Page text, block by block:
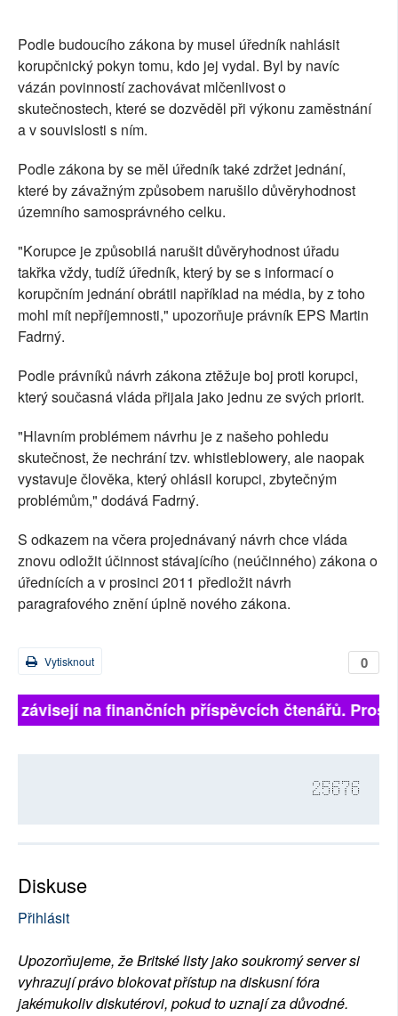
Podle budoucího zákona by musel úředník nahlásit
korupčnický pokyn tomu, kdo jej vydal. Byl by navíc
vázán povinností zachovávat mlčenlivost o
skutečnostech, které se dozvěděl při výkonu zaměstnání
a v souvislosti s ním.
Podle zákona by se měl úředník také zdržet jednání,
které by závažným způsobem narušilo důvěryhodnost
územního samosprávného celku.
"Korupce je způsobilá narušit důvěryhodnost úřadu
takřka vždy, tudíž úředník, který by se s informací o
korupčním jednání obrátil například na média, by z toho
mohl mít nepříjemnosti," upozorňuje právník EPS Martin
Fadrný.
Podle právníků návrh zákona ztěžuje boj proti korupci,
který současná vláda přijala jako jednu ze svých priorit.
"Hlavním problémem návrhu je z našeho pohledu
skutečnost, že nechrání tzv. whistleblowery, ale naopak
vystavuje člověka, který ohlásil korupci, zbytečným
problémům," dodává Fadrný.
S odkazem na včera projednávaný návrh chce vláda
znovu odložit účinnost stávajícího (neúčinného) zákona o
úřednících a v prosinci 2011 předložit návrh
paragrafového znění úplně nového zákona.
0
Vytisknout
závisejí na finančních příspěvcích čtenářů.
25676
Diskuse
Přihlásit
Upozorňujeme, že Britské listy jako soukromý server si
vyhrazují právo blokovat přístup na diskusní fóra
jakémukoliv diskutérovi, pokud to uznají za důvodné.